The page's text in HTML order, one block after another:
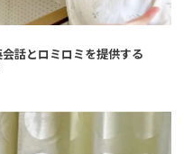
話とロミロミを提供する